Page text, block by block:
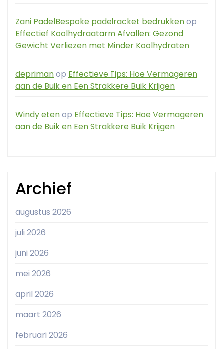
Zani PadelBespoke padelracket bedrukkenop
Effectief Koolhydraatarm Afvallen: Gezond
Gewicht Verliezen met Minder Koolhydraten
deprimanop Effectieve Tips: Hoe Vermageren
aan de Buik en Een Strakkere Buik Krijgen
Windy etenop Effectieve Tips: Hoe Vermageren
aan de Buik en Een Strakkere Buik Krijgen
Archief
augustus 2026
juli 2026
juni 2026
mei 2026
april 2026
maart 2026
februari 2026